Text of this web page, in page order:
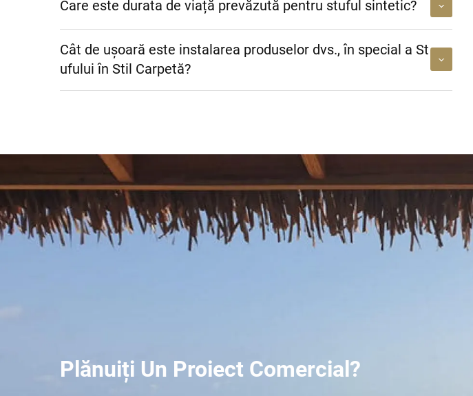
Care este durata de viață prevăzută pentru stuful sintetic?
Cât de ușoară este instalarea produselor dvs., în special a St
ufului în Stil Carpetă?
Plănuiți Un Proiect Comercial?